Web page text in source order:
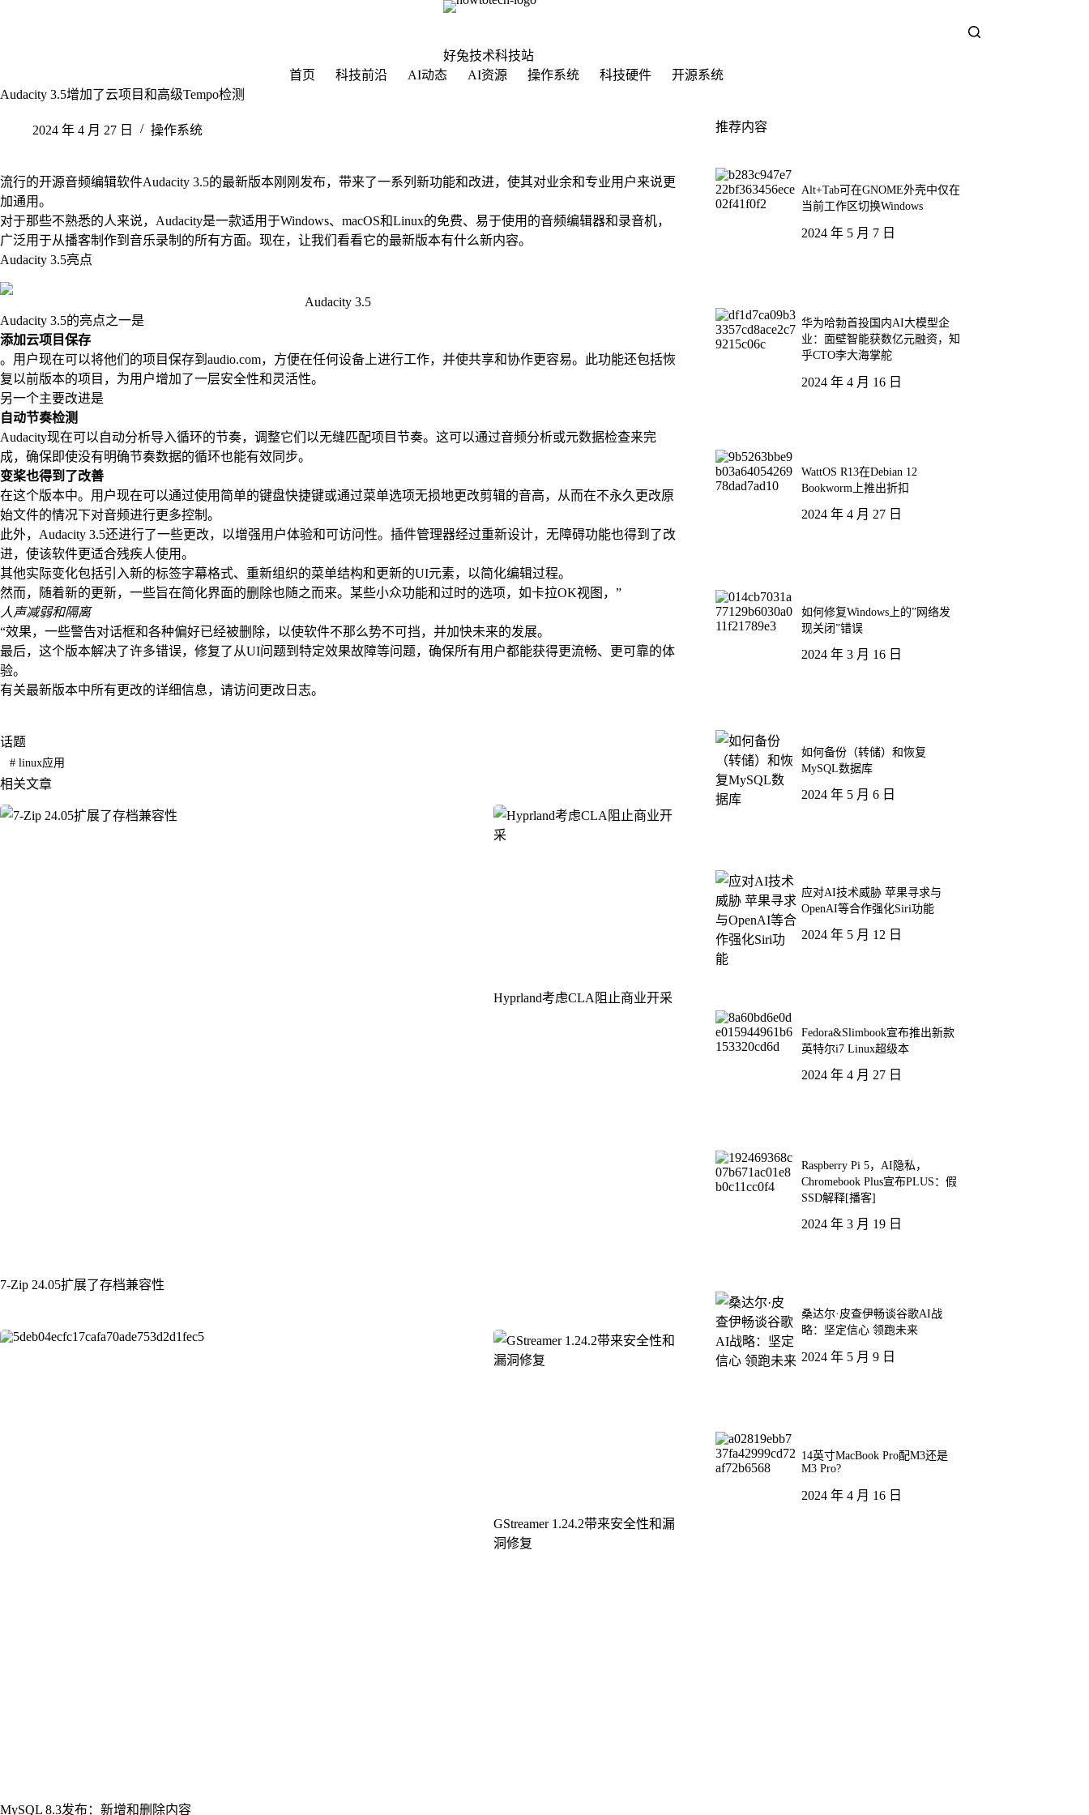
好兔技术科技站
首页
科技前沿 AI动态 AI资源 操作系统 科技硬件
开源系统
Audacity 3.5增加了云项目和高级Tempo检测
2024 年 4 月 27 日 操作系统
流行的开源音频编辑软件Audacity 3.5的最新版本刚刚发布，带来了一系列新功能和改进，使其对业余和专业用户来说更
加通用。
对于那些不熟悉的人来说，Audacity是一款适用于Windows、macOS和Linux的免费、易于使用的音频编辑器和录音机，
广泛用于从播客制作到音乐录制的所有方面。现在，让我们看看它的最新版本有什么新内容。
Audacity 3.5亮点
Audacity 3.5
Audacity 3.5的亮点之一是
添加云项目保存
。用户现在可以将他们的项目保存到audio.com，方便在任何设备上进行工作，并使共享和协作更容易。此功能还包括恢
复以前版本的项目，为用户增加了一层安全性和灵活性。
另一个主要改进是
自动节奏检测
Audacity现在可以自动分析导入循环的节奏，调整它们以无缝匹配项目节奏。这可以通过音频分析或元数据检查来完
成，确保即使没有明确节奏数据的循环也能有效同步。
变桨也得到了改善
在这个版本中。用户现在可以通过使用简单的键盘快捷键或通过菜单选项无损地更改剪辑的音高，从而在不永久更改原
始文件的情况下对音频进行更多控制。
此外，Audacity 3.5还进行了一些更改，以增强用户体验和可访问性。插件管理器经过重新设计，无障碍功能也得到了改
进，使该软件更适合残疾人使用。
其他实际变化包括引入新的标签字幕格式、重新组织的菜单结构和更新的UI元素，以简化编辑过程。
然而，随着新的更新，一些旨在简化界面的删除也随之而来。某些小众功能和过时的选项，如卡拉OK视图，”
人声减弱和隔离
“效果，一些警告对话框和各种偏好已经被删除，以使软件不那么势不可挡，并加快未来的发展。
最后，这个版本解决了许多错误，修复了从UI问题到特定效果故障等问题，确保所有用户都能获得更流畅、更可靠的体
验。
有关最新版本中所有更改的详细信息，请访问更改日志。
话题
#linux应用
相关文章
7-Zip 24.05扩展了存档兼容性
Hyprland考虑CLA阻止商业开采
MySQL 8.3发布：新增和删除内容
GStreamer 1.24.2带来安全性和漏
洞修复
推荐内容
Alt+Tab可在GNOME外壳中仅在
当前工作区切换Windows
2024 年 5 月 7 日
华为哈勃首投国内AI大模型企
业：面壁智能获数亿元融资，知
乎CTO李大海掌舵
2024 年 4 月 16 日
WattOS R13在Debian 12
Bookworm上推出折扣
2024 年 4 月 27 日
如何修复Windows上的”网络发
现关闭”错误
2024 年 3 月 16 日
如何备份（转储）和恢复
MySQL数据库
2024 年 5 月 6 日
应对AI技术威胁 苹果寻求与
OpenAI等合作强化Siri功能
2024 年 5 月 12 日
Fedora&Slimbook宣布推出新款
英特尔i7 Linux超级本
2024 年 4 月 27 日
Raspberry Pi 5，AI隐私，
Chromebook Plus宣布PLUS：假
SSD解释[播客]
2024 年 3 月 19 日
桑达尔·皮查伊畅谈谷歌AI战
略：坚定信心 领跑未来
2024 年 5 月 9 日
14英寸MacBook Pro配M3还是
M3 Pro?
2024 年 4 月 16 日